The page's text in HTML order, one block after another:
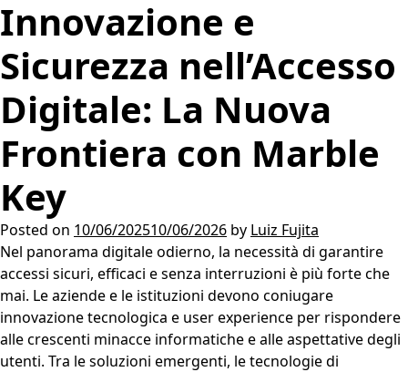
Innovazione e
Sicurezza nell’Accesso
Digitale: La Nuova
Frontiera con Marble
Key
Posted on 10/06/202510/06/2026 by Luiz Fujita
Nel panorama digitale odierno, la necessità di garantire
accessi sicuri, efficaci e senza interruzioni è più forte che
mai. Le aziende e le istituzioni devono coniugare
innovazione tecnologica e user experience per rispondere
alle crescenti minacce informatiche e alle aspettative degli
utenti. Tra le soluzioni emergenti, le tecnologie di